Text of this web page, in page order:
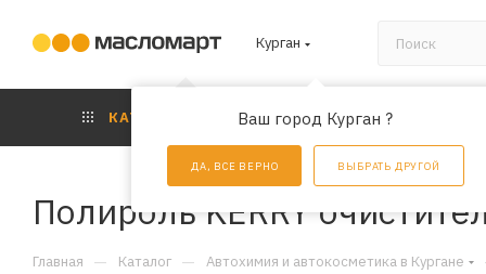
Курган
Ваш город Курган ?
ДА, ВСЕ ВЕРНО ВЫБРАТЬ ДРУГОЙ
КАТАЛОГ АКЦИИ
Полироль KERRY
Главная — Каталог — Автохимия и автокосметика в Кургане